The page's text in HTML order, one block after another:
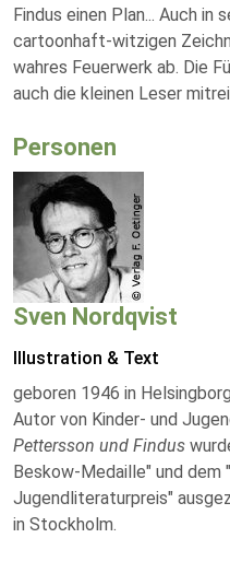
Findus einen Plan... Auch in
cartoonhaft-witzigen
wahres Feuerwerk ab. Die
auch die kleinen Leser
Personen
Sven Nordqvist
Illustration & Text
geboren 1946 in
Autor von Kinder- und
Pettersson und Findus
Beskow-Medaille" und dem
Jugendliteraturpreis"
in Stockholm.